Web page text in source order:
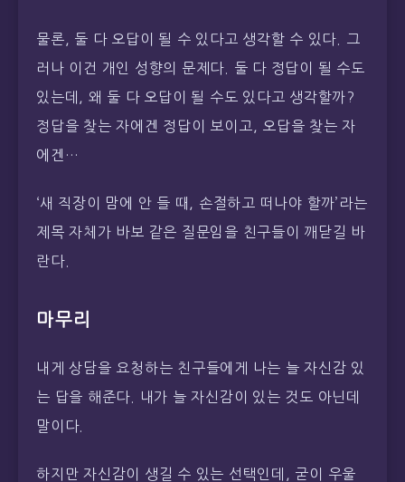
물론, 둘 다 오답이 될 수 있다고 생각할 수 있다. 그
러나 이건 개인 성향의 문제다. 둘 다 정답이 될 수도
있는데, 왜 둘 다 오답이 될 수도 있다고 생각할까?
정답을 찾는 자에겐 정답이 보이고, 오답을 찾는 자
에겐…
‘새 직장이 맘에 안 들 때, 손절하고 떠나야 할까’라는
제목 자체가 바보 같은 질문임을 친구들이 깨닫길 바
란다.
마무리
내게 상담을 요청하는 친구들에게 나는 늘 자신감 있
는 답을 해준다. 내가 늘 자신감이 있는 것도 아닌데
말이다.
하지만 자신감이 생길 수 있는 선택인데, 굳이 우울